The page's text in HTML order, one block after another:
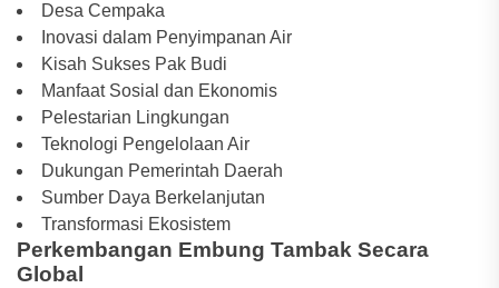
Desa Cempaka
Inovasi dalam Penyimpanan Air
Kisah Sukses Pak Budi
Manfaat Sosial dan Ekonomis
Pelestarian Lingkungan
Teknologi Pengelolaan Air
Dukungan Pemerintah Daerah
Sumber Daya Berkelanjutan
Transformasi Ekosistem
Perkembangan Embung Tambak Secara
Global